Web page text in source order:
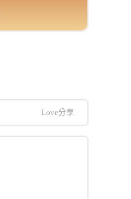
Love分享